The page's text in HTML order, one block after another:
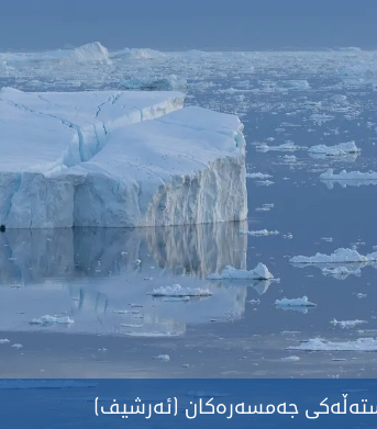
جەمسەرەکان (ئەرشیف)